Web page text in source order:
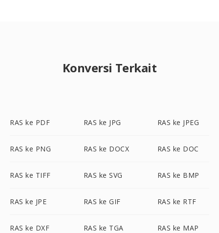
Konversi Terkait
RAS ke PDF RAS ke JPG RAS ke JPEG
RAS ke PNG RAS ke DOCX RAS ke DOC
RAS ke TIFF RAS ke SVG RAS ke BMP
RAS ke JPE RAS ke GIF RAS ke RTF
RAS ke DXF RAS ke TGA RAS ke MAP